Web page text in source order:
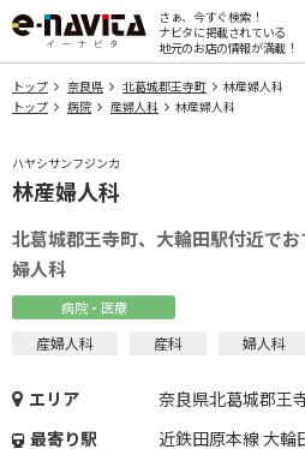
さぁ、今すぐ検索！
ナビタに掲載されている
地元のお店の情報が満載！
トップ 奈良県 北葛城郡王寺町
林産婦人科
トップ
病院 産婦人科 林産婦人科
ハヤシサンフジンカ
林産婦人科
北葛城郡王寺町、大輪田駅付近でお
婦人科
病院・医療
産婦人科 産科 婦人科
エリア
奈良県北葛城郡王
最寄り駅
近鉄田原本線 大輪